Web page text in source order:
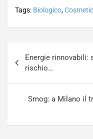
Tags: Biologico,
articoli
Energie rinnovabili:
rischio…
Smog: a Milano il